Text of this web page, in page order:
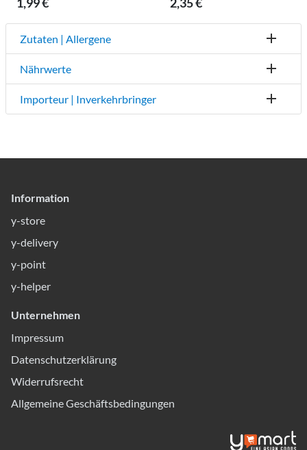
Zutaten | Allergene
Nährwerte
Importeur | Inverkehrbringer
Information
y-store
y-delivery
y-point
y-helper
Unternehmen
Impressum
Datenschutzerklärung
Widerrufsrecht
Allgemeine Geschäftsbedingungen